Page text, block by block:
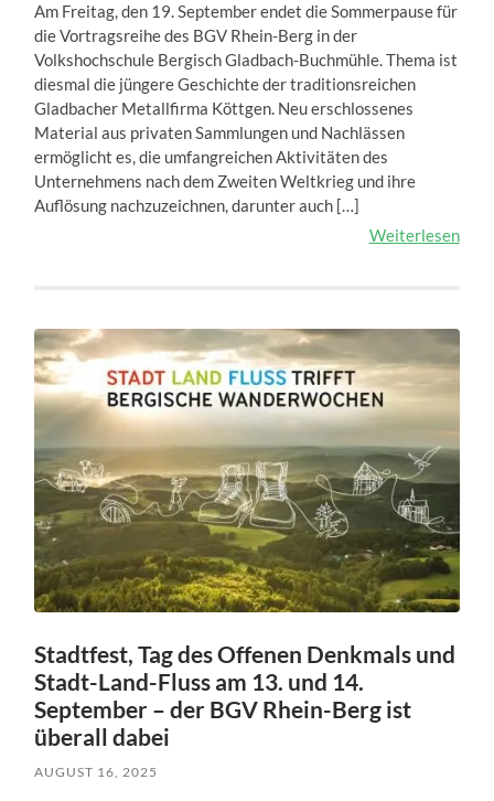
Am Freitag, den 19. September endet die Sommerpause für
die Vortragsreihe des BGV Rhein-Berg in der
Volkshochschule Bergisch Gladbach-Buchmühle. Thema ist
diesmal die jüngere Geschichte der traditionsreichen
Gladbacher Metallfirma Köttgen. Neu erschlossenes
Material aus privaten Sammlungen und Nachlässen
ermöglicht es, die umfangreichen Aktivitäten des
Unternehmens nach dem Zweiten Weltkrieg und ihre
Auflösung nachzuzeichnen, darunter auch […]
Weiterlesen
Stadtfest, Tag des Offenen Denkmals und
Stadt-Land-Fluss am 13. und 14.
September – der BGV Rhein-Berg ist
überall dabei
AUGUST 16, 2025